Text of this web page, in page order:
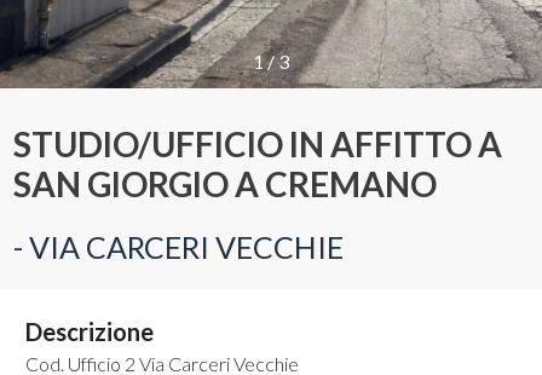
1/3
STUDIO/UFFICIO IN AFFITTO A
SAN GIORGIO A CREMANO
- VIA CARCERI VECCHIE
Descrizione
Cod. Ufficio 2 Via Carceri Vecchie
Provincia
Comune
Tipologia
-